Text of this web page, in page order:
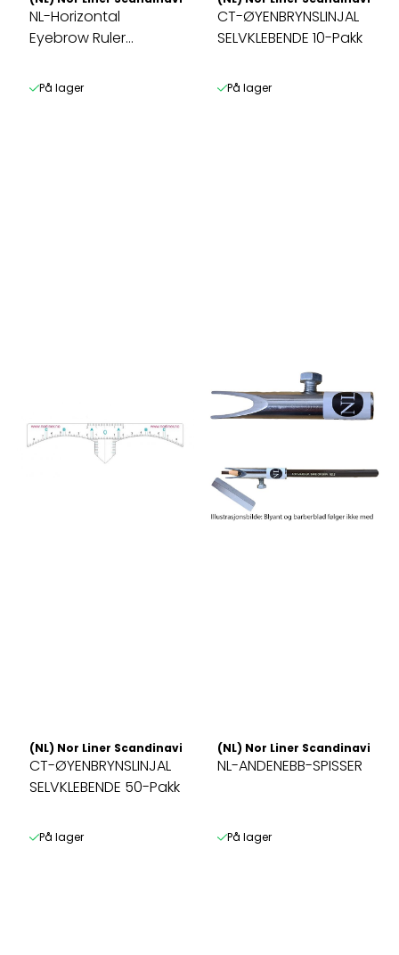
NL-Horizontal
Eyebrow Ruler
På lager
CT-ØYENBRYNSLINJAL
SELVKLEBENDE 10-Pakk
På lager
(NL) Nor Liner Scandinavia AS
CT-ØYENBRYNSLINJAL
SELVKLEBENDE 50-Pakk
På lager
(NL) Nor Liner Scandinavia AS
NL-ANDENEBB-SPISSER
På lager